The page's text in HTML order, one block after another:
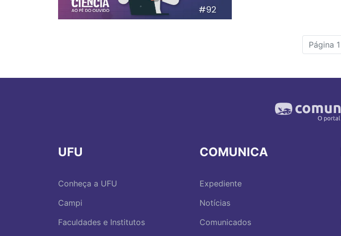
Página 1
UFU
Conheça a UFU
Campi
Faculdades e Institutos
COMUNICA
Expediente
Notícias
Comunicados